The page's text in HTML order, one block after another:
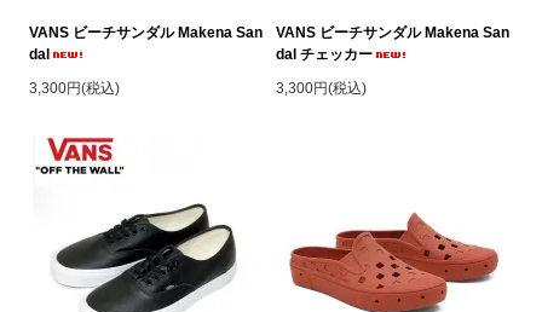
VANS ビーチサンダル Makena San
dal
3,300円(税込)
VANS ビーチサンダル Makena San
dal チェッカー
3,300円(税込)